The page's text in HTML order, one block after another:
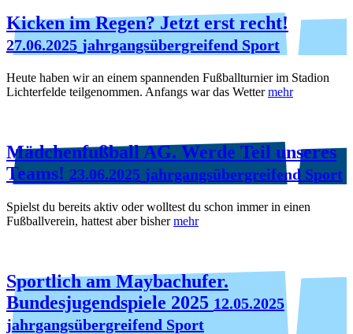
Kicken im Regen? Jetzt erst recht!
27.06.2025 jahrgangsübergreifend Sport
Heute haben wir an einem spannenden Fußballturnier im Stadion
Lichterfelde teilgenommen. Anfangs war das Wettermehr
Mädchenfußball AG. Werde Teil unseres
Teams! 23.06.2025 jahrgangsübergreifend Sport
Spielst du bereits aktiv oder wolltest du schon immer in einen
Fußballverein, hattest aber bishermehr
Sportlich am Maybachufer.
Bundesjugendspiele 2025 12.05.2025
jahrgangsübergreifend Sport